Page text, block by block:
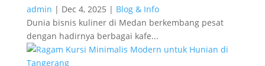
admin | Dec 4, 2025 | Blog & Info
Dunia bisnis kuliner di Medan berkembang pesat
dengan hadirnya berbagai kafe...